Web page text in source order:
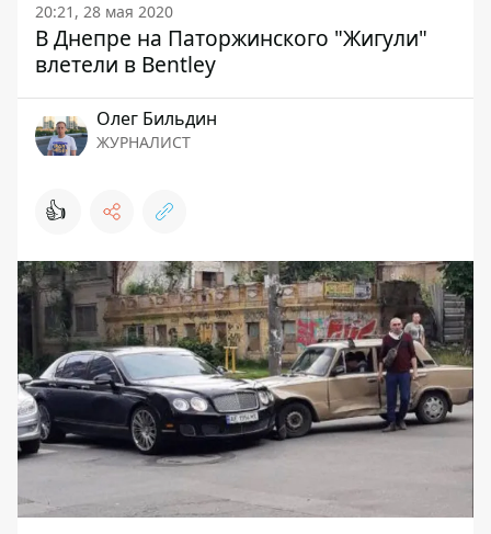
20:21, 28 мая 2020
В Днепре на Паторжинского "Жигули"
влетели в Bentley
Олег Бильдин
ЖУРНАЛИСТ
👍